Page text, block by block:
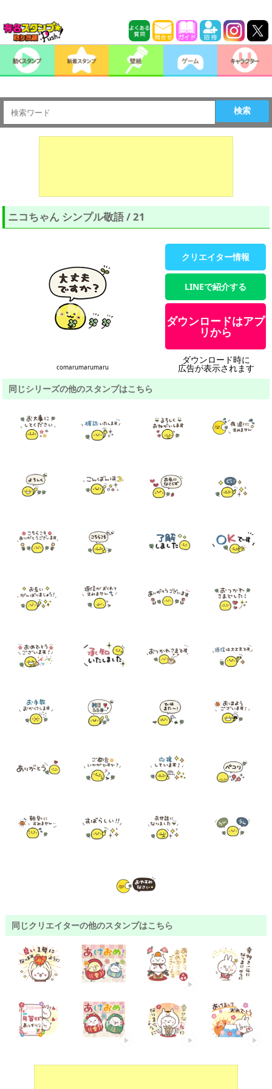
検索
ニコちゃん シンプル敬語 / 21
comarumarumaru
クリエイター情報
LINEで紹介する
ダウンロードはアプ
リから
ダウンロード時に
広告が表示されます
同じシリーズの他のスタンプはこちら
同じクリエイターの他のスタンプはこちら